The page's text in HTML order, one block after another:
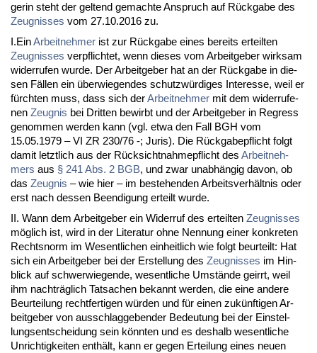
ge­rin steht der gel­tend ge­mach­te An­spruch auf Rück­ga­be des
Zeug­nis­ses vom 27.10.2016 zu.
I.EinAr­beit­neh­mer ist zur Rück­ga­be ei­nes be­reits er­teil­ten
Zeug­nis­ses ver­pflich­tet, wenn die­ses vom Ar­beit­ge­ber wirk­sam
wi­der­ru­fen wur­de. Der Ar­beit­ge­ber hat an der Rück­ga­be in die­
sen Fällen ein über­wie­gen­des schutzwürdi­ges In­ter­es­se, weil er
fürch­ten muss, dass sich derAr­beit­neh­mer mit dem wi­der­ru­fe­
nen Zeug­nis bei Drit­ten be­wirbt und der Ar­beit­ge­ber in Re­gress
ge­nom­men wer­den kann (vgl. et­wa den Fall BGH vom
15.05.1979 – VI ZR 230/76 -; Ju­ris). Die Rück­ga­be­pflicht folgt
da­mit letzt­lich aus der Rück­sicht­nah­me­pflicht des Ar­beit­neh­
mers aus § 241 Abs. 2 BGB, und zwar un­abhängig da­von, ob
das Zeug­nis – wie hier – im be­ste­hen­den Ar­beits­verhält­nis oder
erst nach des­sen Be­en­di­gung er­teilt wur­de.
II. Wann dem Ar­beit­ge­ber ein Wi­der­ruf des er­teil­ten Zeug­nis­ses
möglich ist, wird in der Li­te­ra­tur oh­ne Nen­nung ei­ner kon­kre­ten
Rechts­norm im We­sent­li­chen ein­heit­lich wie folgt be­ur­teilt: Hat
sich ein Ar­beit­ge­ber bei der Er­stel­lung des Zeug­nis­ses im Hin­
blick auf schwer­wie­gen­de, we­sent­li­che Umstände ge­irrt, weil
ihm nachträglich Tat­sa­chen be­kannt wer­den, die ei­ne an­de­re
Be­ur­tei­lung recht­fer­ti­gen würden und für ei­nen zukünf­ti­gen Ar­
beit­ge­ber von aus­schlag­ge­ben­der Be­deu­tung bei der Ein­s­tel­
lungs­ent­schei­dung sein könn­ten und es des­halb we­sent­li­che
Un­rich­tig­kei­ten enthält, kann er ge­gen Er­tei­lung ei­nes neu­en